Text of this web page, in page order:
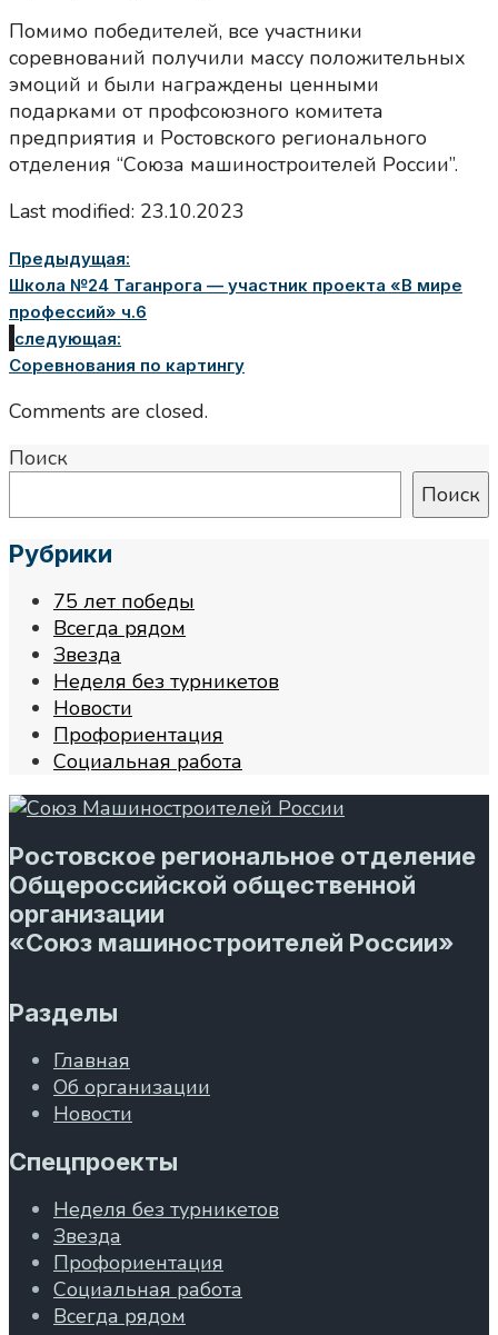
Помимо победителей, все участники
соревнований получили массу положительных
эмоций и были награждены ценными
подарками от профсоюзного комитета
предприятия и Ростовского регионального
отделения “Союза машиностроителей России”.
Last modified: 23.10.2023
Предыдущая:
Школа №24 Таганрога — участник проекта «В мире
профессий» ч.6
следующая:
Соревнования по картингу
Comments are closed.
Поиск
Поиск
Рубрики
75 лет победы
Всегда рядом
Звезда
Неделя без турникетов
Новости
Профориентация
Социальная работа
Ростовское региональное отделение
Общероссийской общественной
организации
«Союз машиностроителей России»
Разделы
Главная
Об организации
Новости
Спецпроекты
Неделя без турникетов
Звезда
Профориентация
Социальная работа
Всегда рядом